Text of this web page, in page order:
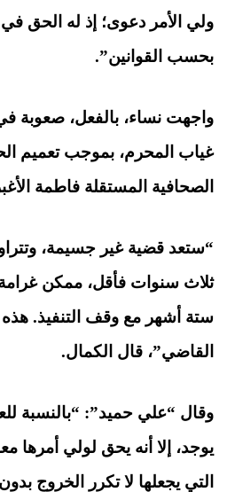
ولي الأمر دعوى؛ إذ له الحق في
بحسب القوانين”.
واجهت نساء، بالفعل، صعوبة
غياب المحرم، بموجب تعميم
الصحافية المستقلة فاطمة
“ستعد قضية غير جسيمة،
ثلاث سنوات فأقل، ممكن
ستة أشهر مع وقف التنفيذ.
القاضي”، قال الكمال.
وقال “علي حميد”: “بالنسبة
يوجد، إلا أنه يحق لولي أمرها
التي يجعلها لا تكرر الخروج